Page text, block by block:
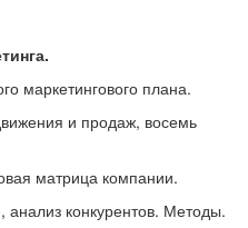
маркетингового плана.
и продаж, восемь
матрица компании.
конкурентов. Методы.